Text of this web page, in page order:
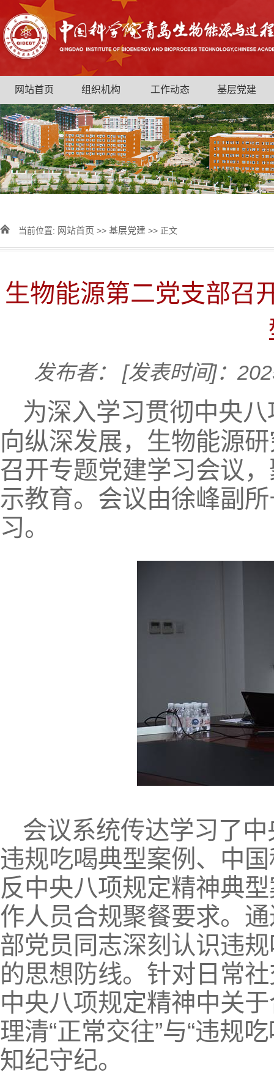
网站首页 组织机构 工作动态 基层党建
当前位置: 网站首页 >> 基层党建 >> 正文
生物能源第二党支部召
发布者： [发表时间]：
为深入学习贯彻中央
向纵深发展，生物能源
召开专题党建学习会议
示教育。会议由徐峰副
习。
会议系统传达学习了
违规吃喝典型案例、中
反中央八项规定精神典
作人员合规聚餐要求。
部党员同志深刻认识违
的思想防线。针对日常
中央八项规定精神中关
理清“正常交往”与“违规
知纪守纪。